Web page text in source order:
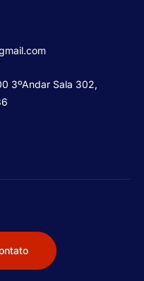
3ºAndar Sala 302,